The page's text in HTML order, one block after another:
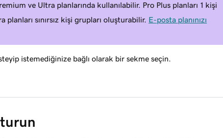
ve Ultra planlarında kullanılabilir. Pro Plus planları 1 kişi
sınırsız kişi grupları oluşturabilir. E-posta planınızı
istemediğinize bağlı olarak bir sekme seçin.